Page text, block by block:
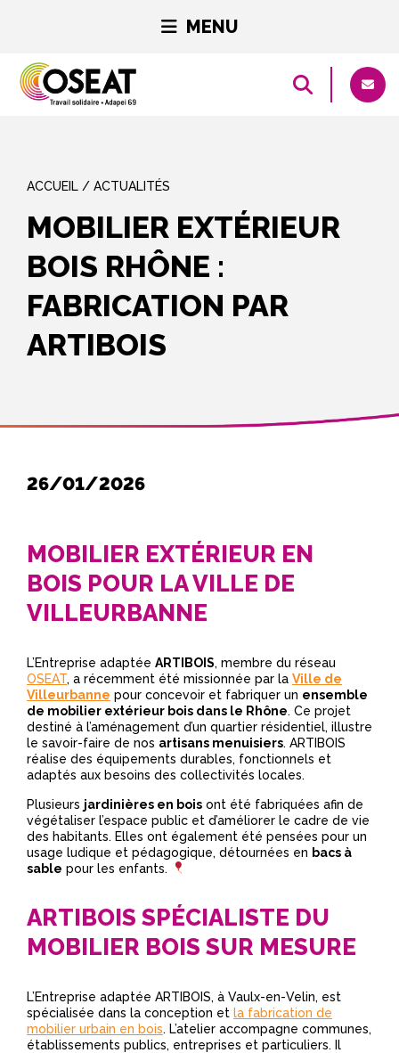
MENU
ACCUEIL / ACTUALITÉS
MOBILIER EXTÉRIEUR
BOIS RHÔNE :
FABRICATION PAR
ARTIBOIS
26/01/2026
MOBILIER EXTÉRIEUR EN
BOIS POUR LA VILLE DE
VILLEURBANNE
L’Entreprise adaptée ARTIBOIS, membre du réseau
OSEAT, a récemment été missionnée par la Ville de
Villeurbanne pour concevoir et fabriquer un ensemble
de mobilier extérieur bois dans le Rhône. Ce projet
destiné à l’aménagement d’un quartier résidentiel, illustre
le savoir-faire de nos artisans menuisiers. ARTIBOIS
réalise des équipements durables, fonctionnels et
adaptés aux besoins des collectivités locales.
Plusieurs jardinières en bois ont été fabriquées afin de
végétaliser l’espace public et d’améliorer le cadre de vie
des habitants. Elles ont également été pensées pour un
usage ludique et pédagogique, détournées en bacs à
sable pour les enfants.
ARTIBOIS SPÉCIALISTE DU
MOBILIER BOIS SUR MESURE
L’Entreprise adaptée ARTIBOIS, à Vaulx-en-Velin, est
spécialisée dans la conception et la fabrication de
mobilier urbain en bois. L’atelier accompagne communes,
établissements publics, entreprises et particuliers. Il